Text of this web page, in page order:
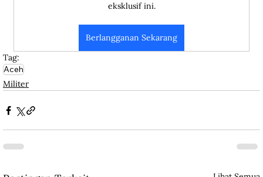
eksklusif ini.
Berlangganan Sekarang
Tag:
Aceh
Militer